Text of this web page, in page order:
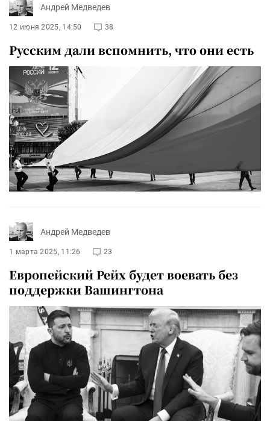
Андрей Медведев
12 июня 2025, 14:50 38
Русским дали вспомнить, что они есть
Андрей Медведев
1 марта 2025, 11:26 23
Европейский Рейх будет воевать без
поддержки Вашингтона